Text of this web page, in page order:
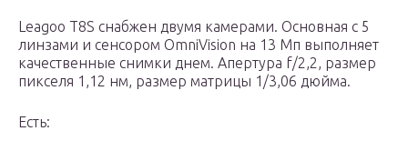
Leagoo T8S снабжен двумя камерами. Основная с 5
линзами и сенсором OmniVision на 13 Мп выполняет
качественные снимки днем. Апертура f/2,2, размер
пикселя 1,12 нм, размер матрицы 1/3,06 дюйма.
Есть: